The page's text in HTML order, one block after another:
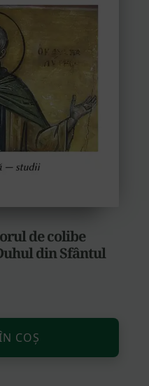
de colibe
din Sfântul
COȘ